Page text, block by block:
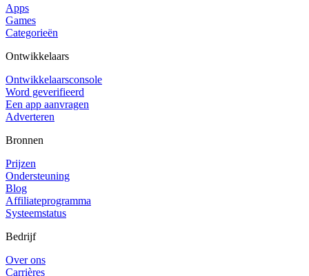
Apps
Games
Categorieën
Ontwikkelaars
Ontwikkelaarsconsole
Word geverifieerd
Een app aanvragen
Adverteren
Bronnen
Prijzen
Ondersteuning
Blog
Affiliateprogramma
Systeemstatus
Bedrijf
Over ons
Carrières